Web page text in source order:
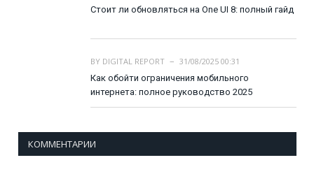
Стоит ли обновляться на One UI 8: полный гайд
BY DIGITAL REPORT
31/08/2025 00:31
Как обойти ограничения мобильного
интернета: полное руководство 2025
КОММЕНТАРИИ